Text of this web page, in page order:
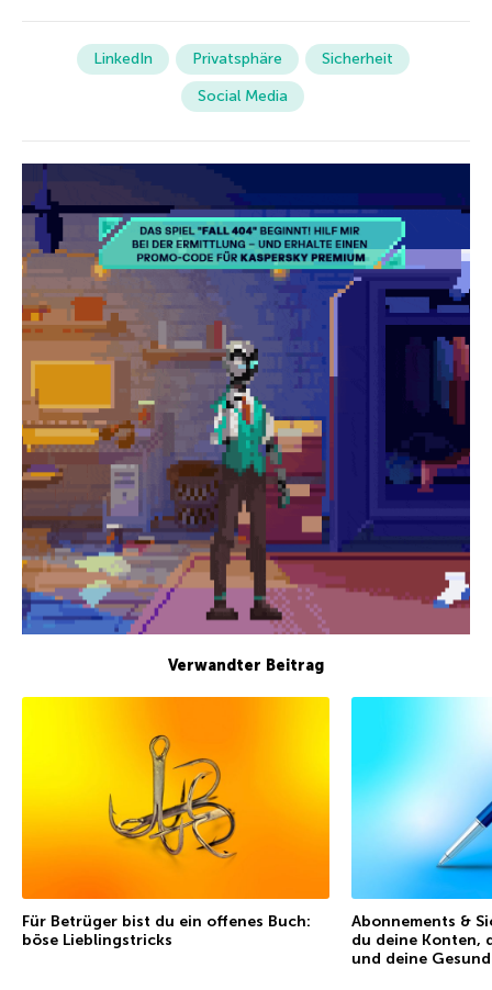
LinkedIn Privatsphäre
Sicherheit
Social Media
Verwandter Beitrag
Für Betrüger bist du ein offenes Buch:
böse Lieblingstricks
Abonnements &
du deine Konten,
und deine